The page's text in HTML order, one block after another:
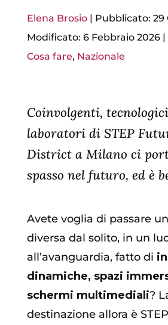
Elena Brosio| Pubblicato: 29
Modificato: 6 Febbraio 2026|
Cosa fare, Nazionale
Coinvolgenti,
laboratori di STEP
District a Milano ci
spasso nel futuro, ed è
Avete voglia di passare
diversa dal solito, in un
all’avanguardia, fatto di
dinamiche, spazi
schermi multimediali?
destinazione allora è